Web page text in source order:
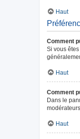
Haut
Comment
Si vous
Haut
Comment
Dans le
Haut